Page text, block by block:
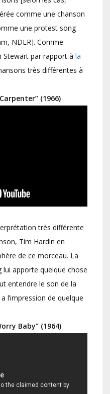
comme une chanson
une protest song
NDLR]. Comme
Stewart par rapport à la
très différentes à
(1966)
très différente
Tim Hardin en
de ce morceau. La
apporte quelque chose
entendre le son de la
l’impression de quelque
Baby” (1964)